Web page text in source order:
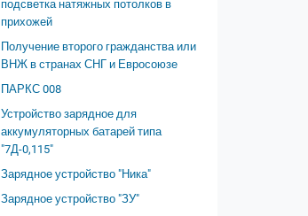
подсветка натяжных потолков в
прихожей
Получение второго гражданства или
ВНЖ в странах СНГ и Евросоюзе
ПАРКС 008
Устройство зарядное для
аккумуляторных батарей типа
"7Д-0,115"
Зарядное устройство "Ника"
Зарядное устройство "ЗУ"